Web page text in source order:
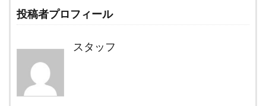
投稿者プロフィール
スタッフ